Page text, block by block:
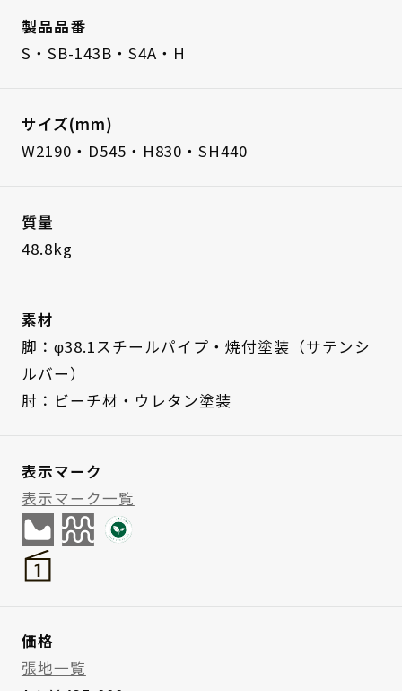
製品品番
S・SB-143B・S4A・H
サイズ(mm)
W2190・D545・H830・SH440
質量
48.8kg
素材
脚：φ38.1スチールパイプ・焼付塗装（サテンシ
ルバー）
肘：ビーチ材・ウレタン塗装
表示マーク
表示マーク一覧
価格
張地一覧